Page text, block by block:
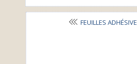
FEUILLES ADHÉSIVE